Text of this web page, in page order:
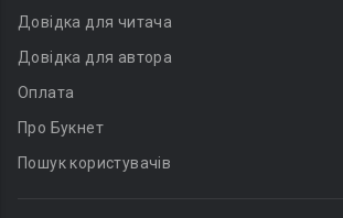
Довідка для читача
Довідка для автора
Оплата
Про Букнет
Пошук користувачів